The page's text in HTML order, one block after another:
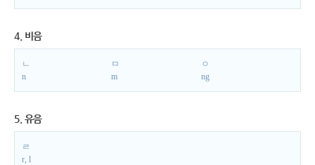
4. 비음
ㄴ
n
ㅁ
m
ㅇ
ng
5. 유음
ㄹ
r, l